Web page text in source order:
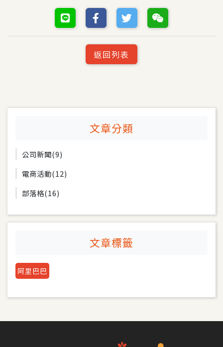
返回列表
文章分類
公司新聞(9)
電商活動(12)
部落格(16)
文章標籤
阿里巴巴